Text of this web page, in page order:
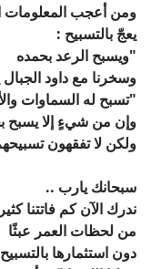
ومن أعجب المعلومات
يعجّ بالتسبيح :
"ويسبح الرعد بحمده
وسخرنا مع داود
"تسبح له السماوات
وإن من شيءٍ إلا يسبح
ولكن لا تفقهون
سبحانك يارب ..
ندرك الآن كم فاتتنا كثير
من لحظات العمر عبثًا
دون استثمارها